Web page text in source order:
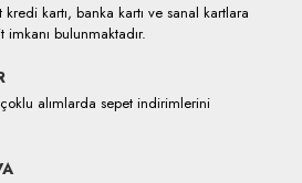
kartı, banka kartı ve sanal kartlara
imkanı bulunmaktadır.
alımlarda sepet indirimlerini